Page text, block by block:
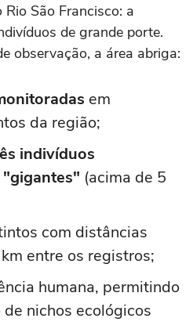
São Francisco: a
de grande porte.
observação, a área abriga:
em
da região;
indivíduos
(acima de 5
com distâncias
entre os registros;
humana, permitindo
nichos ecológicos